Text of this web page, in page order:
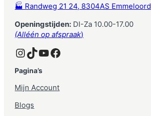
🏭 Randweg 21 24, 8304AS Emmeloord
Openingstijden: DI-Za 10.00-17.00
(Alléén op afspraak)
InstagramTikTok YouTube Facebook
Pagina’s
Mijn Account
Blogs